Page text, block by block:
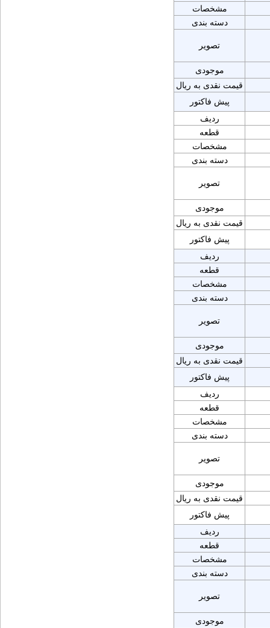
مشخصات
دسته بندی
تصویر
موجودی
قیمت نقدی به ریال
پیش فاکتور
ردیف
قطعه
مشخصات
دسته بندی
تصویر
موجودی
قیمت نقدی به ریال
پیش فاکتور
ردیف
قطعه
مشخصات
دسته بندی
تصویر
موجودی
قیمت نقدی به ریال
پیش فاکتور
ردیف
قطعه
مشخصات
دسته بندی
تصویر
موجودی
قیمت نقدی به ریال
پیش فاکتور
ردیف
قطعه
مشخصات
دسته بندی
تصویر
موجودی